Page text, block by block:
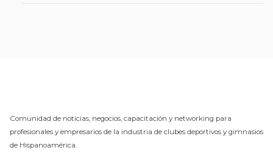
Comunidad de noticias, negocios, capacitación y networking para
profesionales y empresarios de la industria de clubes deportivos y gimnasios
de Hispanoamérica.